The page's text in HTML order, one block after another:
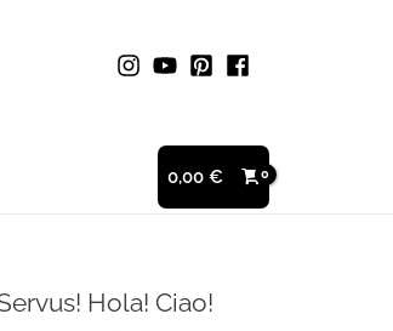
0,00 €
Hola! Ciao!